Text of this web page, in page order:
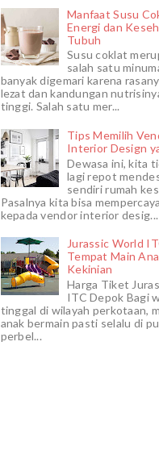
Manfaat Susu
Energi dan
Tubuh
Susu coklat
salah satu
banyak digemari karena
lezat dan kandungan
tinggi. Salah satu mer...
Tips Memilih
Interior Design
Dewasa ini, kita
lagi repot
sendiri rumah
Pasalnya kita bisa
kepada vendor interior desig...
Jurassic World
Tempat Main
Kekinian
Harga Tiket
ITC Depok Bagi
tinggal di wilayah perkotaan,
anak bermain pasti selalu di
perbel...